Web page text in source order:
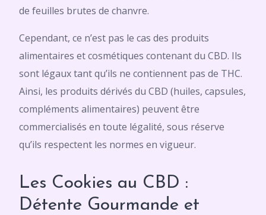
de feuilles brutes de chanvre.
Cependant, ce n’est pas le cas des produits
alimentaires et cosmétiques contenant du CBD. Ils
sont légaux tant qu’ils ne contiennent pas de THC.
Ainsi, les produits dérivés du CBD (huiles, capsules,
compléments alimentaires) peuvent être
commercialisés en toute légalité, sous réserve
qu’ils respectent les normes en vigueur.
Les Cookies au CBD :
Détente Gourmande et